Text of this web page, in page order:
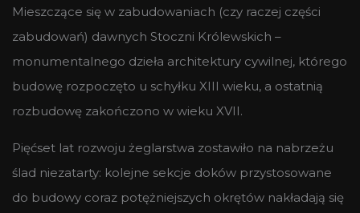
Mieszczące się w zabudowaniach (czy raczej części
zabudowań) dawnych Stoczni Królewskich –
monumentalnego dzieła architektury cywilnej, którego
budowę rozpoczęto u schyłku XIII wieku, a ostatnią
rozbudowę zakończono w wieku XVII.
Pięćset lat rozwoju żeglarstwa zostawiło na nabrzeżu
ślad niezatarty: kolejne sekcje doków przystosowane
do budowy coraz potężniejszych okrętów nakładają się